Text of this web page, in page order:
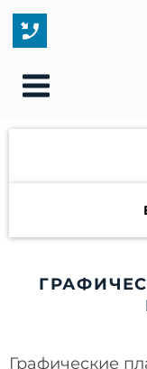
Графические